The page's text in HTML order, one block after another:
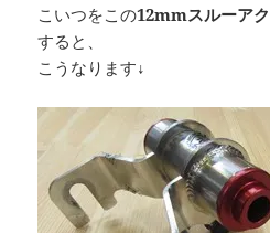
こいつをこの12mmスルーア
すると、
こうなります↓